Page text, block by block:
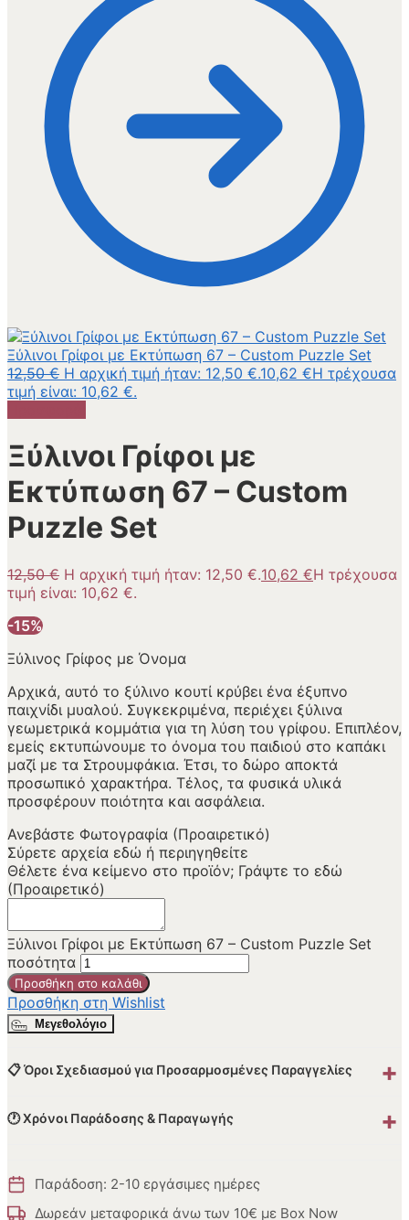
Ξύλινοι Γρίφοι με Εκτύπωση 67 – Custom Puzzle Set
12,50€ Η αρχική τιμή ήταν: 12,50 €.10,62 €Η τρέχουσα
τιμή είναι: 10,62 €.
Ξύλινοι Γρίφοι με
Εκτύπωση 67 – Custom
Puzzle Set
12,50€ Η αρχική τιμή ήταν: 12,50 €.10,62 €Η τρέχουσα
τιμή είναι: 10,62 €.
-15%
Ξύλινος Γρίφος με Όνομα
Αρχικά, αυτό το ξύλινο κουτί κρύβει ένα έξυπνο
παιχνίδι μυαλού. Συγκεκριμένα, περιέχει ξύλινα
γεωμετρικά κομμάτια για τη λύση του γρίφου. Επιπλέον,
εμείς εκτυπώνουμε το όνομα του παιδιού στο καπάκι
μαζί με τα Στρουμφάκια. Έτσι, το δώρο αποκτά
προσωπικό χαρακτήρα. Τέλος, τα φυσικά υλικά
προσφέρουν ποιότητα και ασφάλεια.
Ανεβάστε Φωτογραφία (Προαιρετικό)
Σύρετε αρχεία εδώ ή περιηγηθείτε
Θέλετε ένα κείμενο στο προϊόν; Γράψτε το εδώ
(Προαιρετικό)
Ξύλινοι Γρίφοι με Εκτύπωση 67 – Custom Puzzle Set
ποσότητα
Προσθήκη στο καλάθι
Προσθήκη στη Wishlist
Μεγεθολόγιο
📋 Όροι Σχεδιασμού για Προσαρμοσμένες Παραγγελίες +
🕐 Χρόνοι Παράδοσης & Παραγωγής +
Παράδοση: 2-10 εργάσιμες ημέρες
Δωρεάν μεταφορικά άνω των 10€ με Box Now